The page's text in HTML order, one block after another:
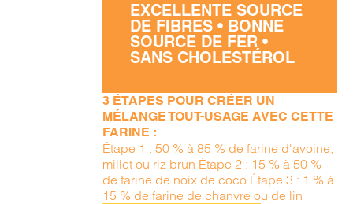
EXCELLENTE SOURCE
DE FIBRES • BONNE
SOURCE DE FER •
SANS CHOLESTÉROL
3 ÉTAPES POUR CRÉER UN
MÉLANGE TOUT-USAGE AVEC CETTE
FARINE :
Étape 1 : 50 % à 85 % de farine d'avoine,
millet ou riz brun Étape 2 : 15 % à 50 %
de farine de noix de coco Étape 3 : 1 % à
15 % de farine de chanvre ou de lin